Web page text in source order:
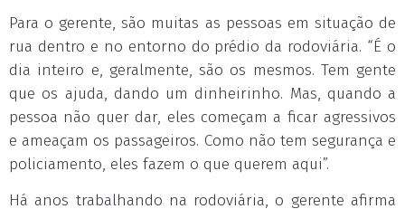
Para o gerente, são muitas as pessoas em situação de
rua dentro e no entorno do prédio da rodoviária. “É o
dia inteiro e, geralmente, são os mesmos. Tem gente
que os ajuda, dando um dinheirinho. Mas, quando a
pessoa não quer dar, eles começam a ficar agressivos
e ameaçam os passageiros. Como não tem segurança e
policiamento, eles fazem o que querem aqui”.
Há anos trabalhando na rodoviária, o gerente afirma